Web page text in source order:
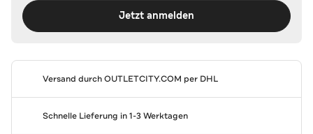
Jetzt anmelden
Versand durchOUTLETCITY.COM per DHL
Schnelle Lieferung in 1-3 Werktagen